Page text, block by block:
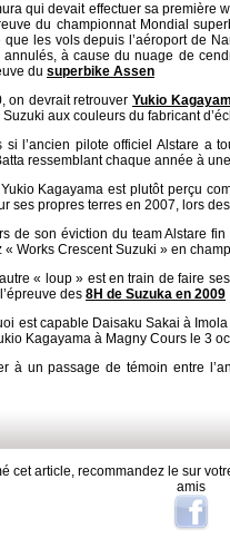
qui devait effectuer sa première
du championnat Mondial
que les vols depuis l’aéroport de
annulés, à cause du nuage de
du superbike Assen
on devrait retrouver Yukio
aux couleurs du fabricant
si l’ancien pilote officiel Alstare a
ressemblant chaque année à
Yukio Kagayama est plutôt perçu
ses propres terres en 2007, lors des
de son éviction du team Alstare
« Works Crescent Suzuki » en
« loup » est en train de faire
des 8H de Suzuka en 2009
est capable Daisaku Sakai à
Kagayama à Magny Cours le 3
à un passage de témoin entre
cet article, recommandez le sur
amis